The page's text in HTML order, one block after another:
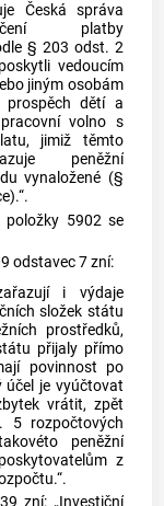
Česká správa
platby
§ 203 odst. 2
vedoucím
jiným osobám
prospěch dětí a
volno s
jimiž těmto
peněžní
vynaložené (§
5902 se
odstavec 7 zní:
i výdaje
složek státu
prostředků,
přijaly přímo
povinnost po
účel je vyúčtovat
vrátit, zpět
5 rozpočtových
peněžní
z
zní: „Investiční